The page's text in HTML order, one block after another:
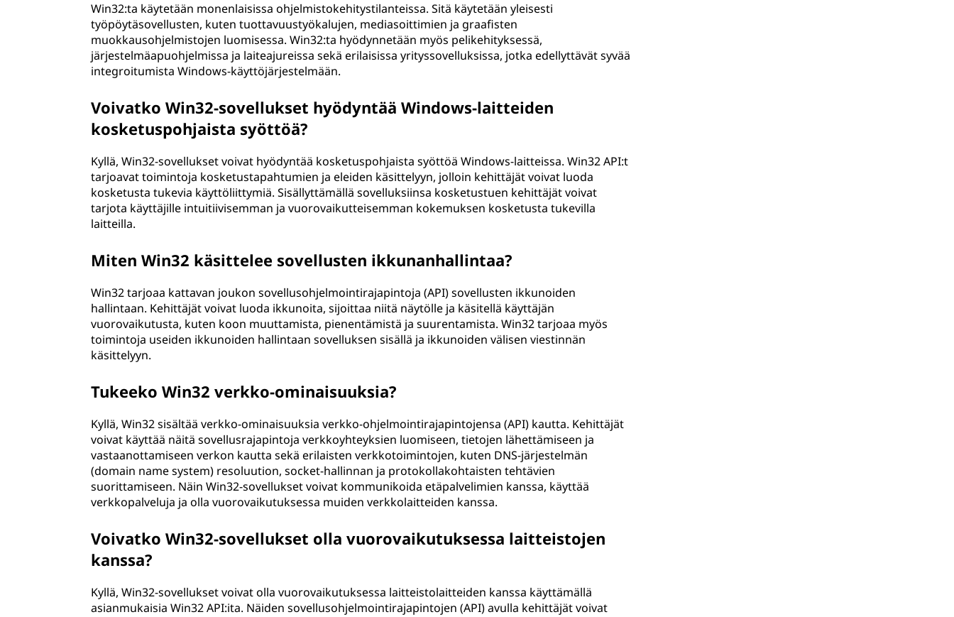
Win32:ta käytetään monenlaisissa ohjelmistokehitystilanteissa. Sitä käytetään yleisesti
työpöytäsovellusten, kuten tuottavuustyökalujen, mediasoittimien ja graafisten
muokkausohjelmistojen luomisessa. Win32:ta hyödynnetään myös pelikehityksessä,
järjestelmäapuohjelmissa ja laiteajureissa sekä erilaisissa yrityssovelluksissa, jotka edellyttävät syvää
integroitumista Windows-käyttöjärjestelmään.
Voivatko Win32-sovellukset hyödyntää Windows-laitteiden
kosketuspohjaista syöttöä?
Kyllä, Win32-sovellukset voivat hyödyntää kosketuspohjaista syöttöä Windows-laitteissa. Win32 API:t
tarjoavat toimintoja kosketustapahtumien ja eleiden käsittelyyn, jolloin kehittäjät voivat luoda
kosketusta tukevia käyttöliittymiä. Sisällyttämällä sovelluksiinsa kosketustuen kehittäjät voivat
tarjota käyttäjille intuitiivisemman ja vuorovaikutteisemman kokemuksen kosketusta tukevilla
laitteilla.
Miten Win32 käsittelee sovellusten ikkunanhallintaa?
Win32 tarjoaa kattavan joukon sovellusohjelmointirajapintoja (API) sovellusten ikkunoiden
hallintaan. Kehittäjät voivat luoda ikkunoita, sijoittaa niitä näytölle ja käsitellä käyttäjän
vuorovaikutusta, kuten koon muuttamista, pienentämistä ja suurentamista. Win32 tarjoaa myös
toimintoja useiden ikkunoiden hallintaan sovelluksen sisällä ja ikkunoiden välisen viestinnän
käsittelyyn.
Tukeeko Win32 verkko-ominaisuuksia?
Kyllä, Win32 sisältää verkko-ominaisuuksia verkko-ohjelmointirajapintojensa (API) kautta. Kehittäjät
voivat käyttää näitä sovellusrajapintoja verkkoyhteyksien luomiseen, tietojen lähettämiseen ja
vastaanottamiseen verkon kautta sekä erilaisten verkkotoimintojen, kuten DNS-järjestelmän
(domain name system) resoluution, socket-hallinnan ja protokollakohtaisten tehtävien
suorittamiseen. Näin Win32-sovellukset voivat kommunikoida etäpalvelimien kanssa, käyttää
verkkopalveluja ja olla vuorovaikutuksessa muiden verkkolaitteiden kanssa.
Voivatko Win32-sovellukset olla vuorovaikutuksessa laitteistojen
kanssa?
Kyllä, Win32-sovellukset voivat olla vuorovaikutuksessa laitteistolaitteiden kanssa käyttämällä
asianmukaisia Win32 API:ita. Näiden sovellusohjelmointirajapintojen (API) avulla kehittäjät voivat